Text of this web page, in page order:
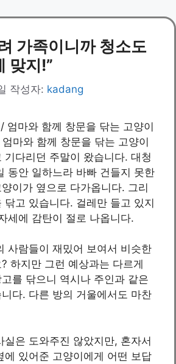
가족이니까 청소도
맞지!”
작성자: kadang
마와 함께 창문을 닦는 고양이
기다리던 주말이 왔습니다. 대청
동안 일하느라 바빠 건들지 못한
이가 옆으로 다가옵니다. 그리
닦고 있습니다. 걸레만 들고 있지
세에 감탄이 절로 나옵니다.
사람들이 재밌어 보여서 비슷한
하지만 그런 예상과는 다르게
를 닦으니 역시나 주인과 같은
다. 다른 방의 거울에서도 마찬
실은 도와주진 않았지만, 혼자서
에 있어준 고양이에게 어떤 보답